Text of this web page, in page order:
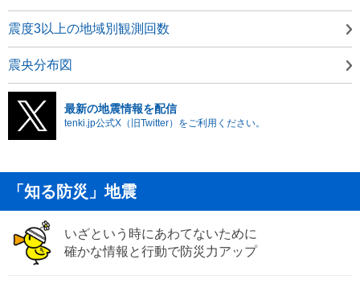
震度3以上の地域別観測回数
震央分布図
最新の地震情報を配信
tenki.jp公式X（旧Twitter）をご利用ください。
「知る防災」地震
いざという時にあわてないために
確かな情報と行動で防災力アップ